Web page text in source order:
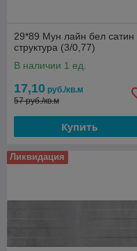
29*89 Мун лайн бел сатин
структура (3/0,77)
В наличии 1 ед.
17,10 руб./кв.м
57 руб./кв.м
Купить
Ликвидация